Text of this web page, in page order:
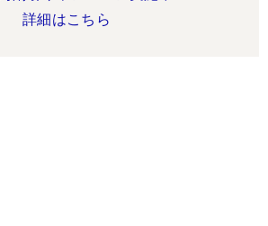
詳細はこちら